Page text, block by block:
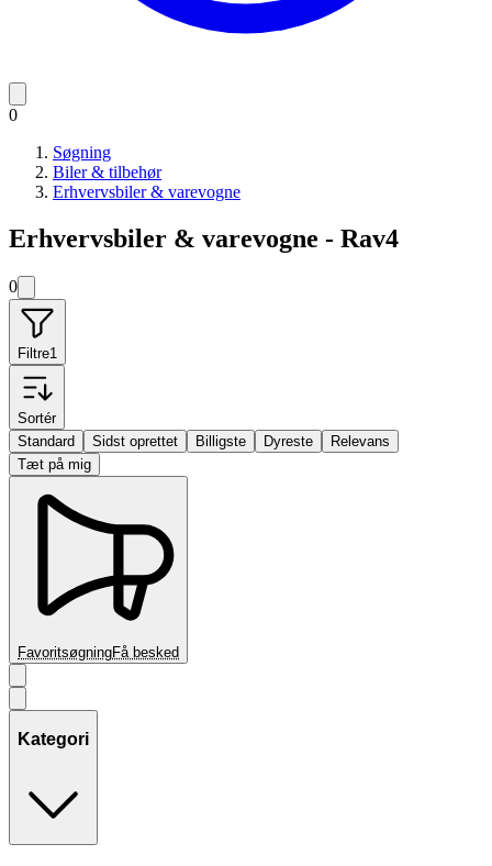
0
Søgning
Biler & tilbehør
Erhvervsbiler & varevogne
Erhvervsbiler & varevogne - Rav4
0
Filtre1
Sortér
Standard
Sidst oprettet Billigste Dyreste
Relevans
Tæt på mig
FavoritsøgningFå besked
Kategori